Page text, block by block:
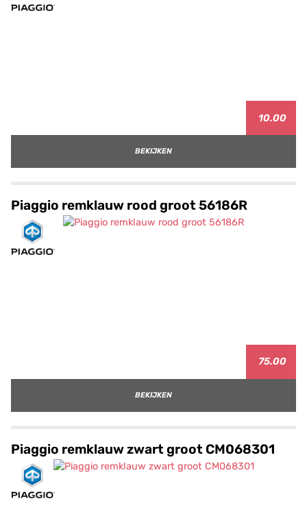
10.00
BEKIJKEN
Piaggio remklauw rood groot 56186R
75.00
BEKIJKEN
Piaggio remklauw zwart groot CM068301